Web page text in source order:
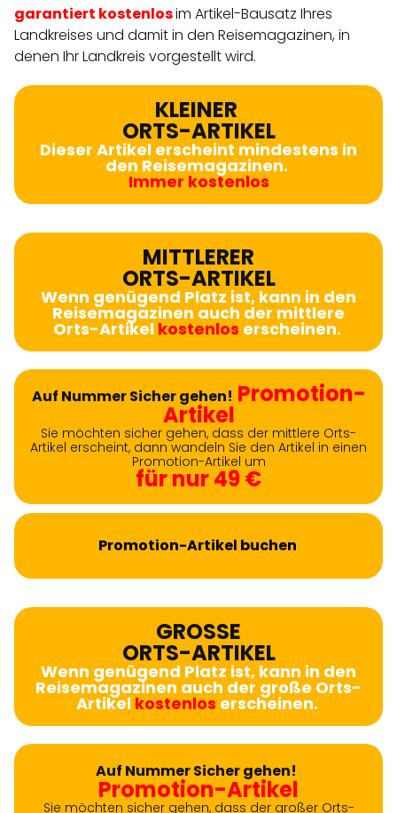
garantiert kostenlosim Artikel-Bausatz Ihres
Landkreises und damit in den Reisemagazinen, in
denen Ihr Landkreis vorgestellt wird.
KLEINER
ORTS-ARTIKEL
Dieser Artikel erscheint mindestens in
den Reisemagazinen.
Immer kostenlos
MITTLERER
ORTS-ARTIKEL
Wenn genügend Platz ist, kann in den
Reisemagazinen auch der mittlere
Orts-Artikel kostenlos erscheinen.
Auf Nummer Sicher gehen! Promotion-
Artikel
Sie möchten sicher gehen, dass der mittlere Orts-
Artikel erscheint, dann wandeln Sie den Artikel in einen
Promotion-Artikel um
für nur 49 €
Promotion-Artikel buchen
GROSSE
ORTS-ARTIKEL
Wenn genügend Platz ist, kann in den
Reisemagazinen auch der große Orts-
Artikel kostenlos erscheinen.
Auf Nummer Sicher gehen!
Promotion-Artikel
Sie möchten sicher gehen, dass der großer Orts-